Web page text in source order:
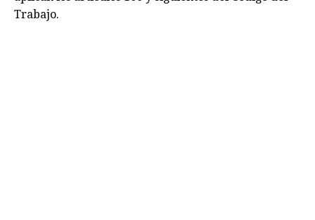
Trabajo.